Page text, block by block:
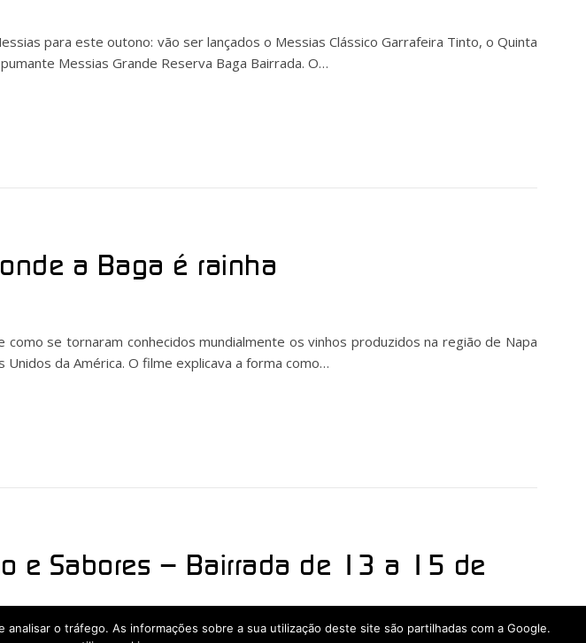
para este outono: vão ser lançados o Messias Clássico Garrafeira Tinto, o Quinta
Messias Grande Reserva Baga Bairrada. O…
a Baga é rainha
se tornaram conhecidos mundialmente os vinhos produzidos na região de Napa
Unidos da América. O filme explicava a forma como…
e Sabores – Bairrada de 13 a 15 de
o tráfego. As informações sobre a sua utilização deste site são partilhadas com a Google.